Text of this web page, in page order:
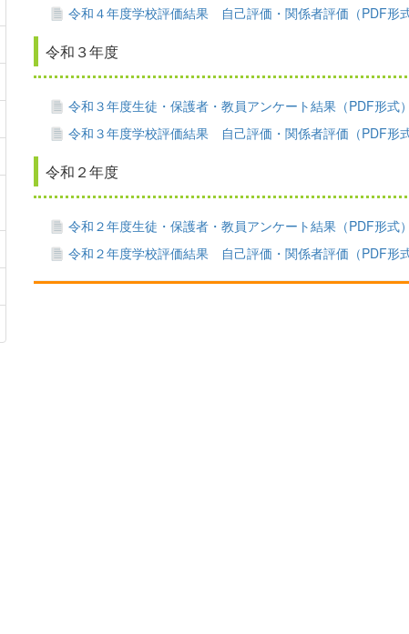
令和４年度学校評価結果 自己評価・関係者評価（PDF形式
令和３年度
令和３年度生徒・保護者・教員アンケート結果（PDF形式）
令和３年度学校評価結果 自己評価・関係者評価（PDF形式
令和２年度
令和２年度生徒・保護者・教員アンケート結果（PDF形式）
令和２年度学校評価結果 自己評価・関係者評価（PDF形式